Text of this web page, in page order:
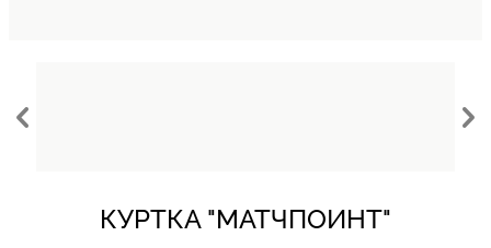
КУРТКА "МАТЧПОИНТ"